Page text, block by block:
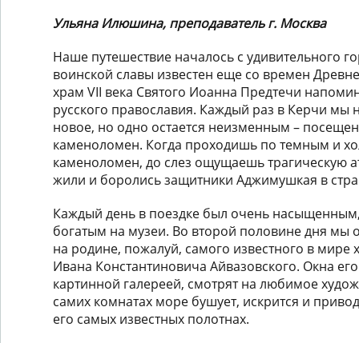
Ульяна Илюшина, преподаватель г. Москва
Наше путешествие началось с удивительного
воинской славы известен еще со времен
храм VII века Святого Иоанна Предтечи
русского православия. Каждый раз в Керчи мы
новое, но одно остается неизменным –
каменоломен. Когда проходишь по темным и
каменоломен, до слез ощущаешь трагическую
жили и боролись защитники Аджимушкая в
Каждый день в поездке был очень
богатым на музеи. Во второй половине дня мы
на родине, пожалуй, самого известного в мире
Ивана Константиновича Айвазовского. Окна
картинной галереей, смотрят на любимое
самих комнатах море бушует, искрится и
его самых известных полотнах.